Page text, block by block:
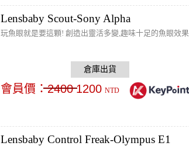
Lensbaby Scout-Sony Alpha
玩魚眼就是要這顆! 創造出靈活多變,趣味十足的魚眼效
會員價：2400 1200 NTD
Lensbaby Control Freak-Olympus E1